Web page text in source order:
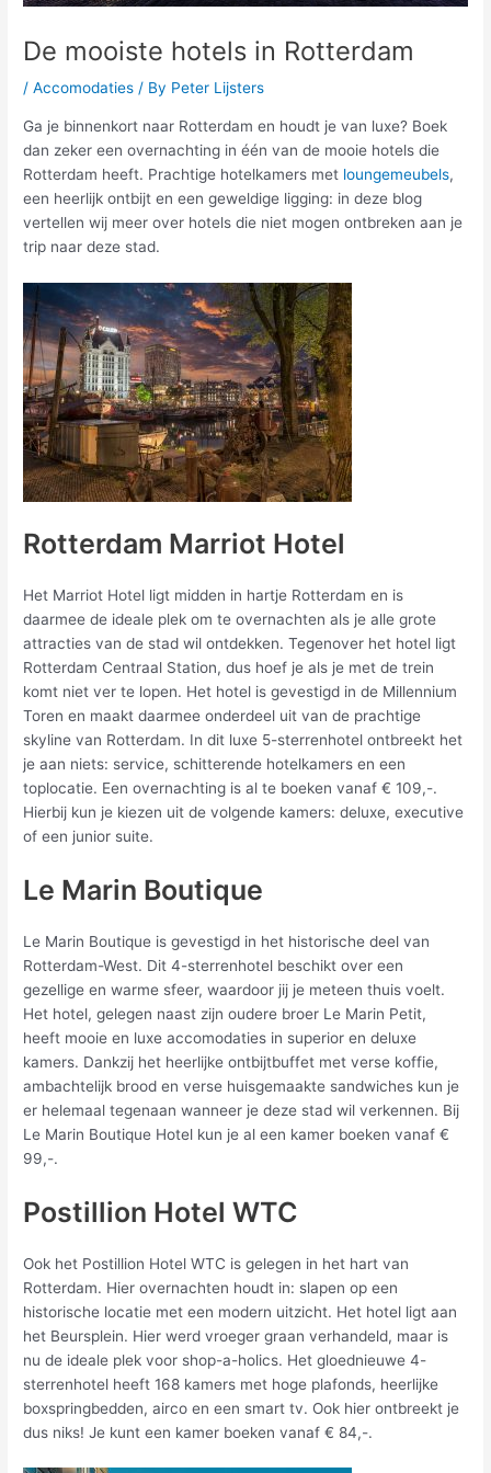
De mooiste hotels in Rotterdam
/Accomodaties / By Peter Lijsters
Ga je binnenkort naar Rotterdam en houdt je van luxe? Boek
dan zeker een overnachting in één van de mooie hotels die
Rotterdam heeft. Prachtige hotelkamers met loungemeubels,
een heerlijk ontbijt en een geweldige ligging: in deze blog
vertellen wij meer over hotels die niet mogen ontbreken aan je
trip naar deze stad.
Rotterdam Marriot Hotel
Het Marriot Hotel ligt midden in hartje Rotterdam en is
daarmee de ideale plek om te overnachten als je alle grote
attracties van de stad wil ontdekken. Tegenover het hotel ligt
Rotterdam Centraal Station, dus hoef je als je met de trein
komt niet ver te lopen. Het hotel is gevestigd in de Millennium
Toren en maakt daarmee onderdeel uit van de prachtige
skyline van Rotterdam. In dit luxe 5-sterrenhotel ontbreekt het
je aan niets: service, schitterende hotelkamers en een
toplocatie. Een overnachting is al te boeken vanaf € 109,-.
Hierbij kun je kiezen uit de volgende kamers: deluxe, executive
of een junior suite.
Le Marin Boutique
Le Marin Boutique is gevestigd in het historische deel van
Rotterdam-West. Dit 4-sterrenhotel beschikt over een
gezellige en warme sfeer, waardoor jij je meteen thuis voelt.
Het hotel, gelegen naast zijn oudere broer Le Marin Petit,
heeft mooie en luxe accomodaties in superior en deluxe
kamers. Dankzij het heerlijke ontbijtbuffet met verse koffie,
ambachtelijk brood en verse huisgemaakte sandwiches kun je
er helemaal tegenaan wanneer je deze stad wil verkennen. Bij
Le Marin Boutique Hotel kun je al een kamer boeken vanaf €
99,-.
Postillion Hotel WTC
Ook het Postillion Hotel WTC is gelegen in het hart van
Rotterdam. Hier overnachten houdt in: slapen op een
historische locatie met een modern uitzicht. Het hotel ligt aan
het Beursplein. Hier werd vroeger graan verhandeld, maar is
nu de ideale plek voor shop-a-holics. Het gloednieuwe 4-
sterrenhotel heeft 168 kamers met hoge plafonds, heerlijke
boxspringbedden, airco en een smart tv. Ook hier ontbreekt je
dus niks! Je kunt een kamer boeken vanaf € 84,-.